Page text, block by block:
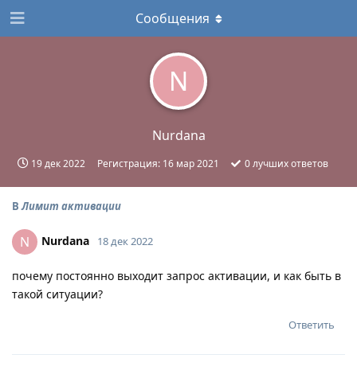
N
Nurdana
19 дек 2022 Регистрация: 16 мар 2021 0лучших ответов
Сообщения
ВЛимит активации
N Nurdana 18 дек 2022
почему постоянно выходит запрос активации, и как быть в
такой ситуации?
Ответить